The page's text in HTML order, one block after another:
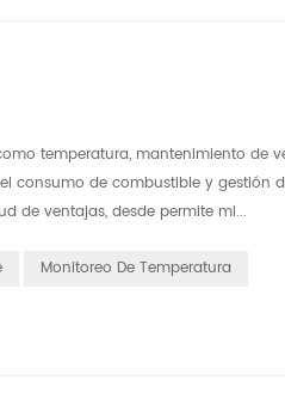
temperatura, mantenimiento de
de combustible y gestión
de ventajas, desde permite mi...
Monitoreo De Temperatura